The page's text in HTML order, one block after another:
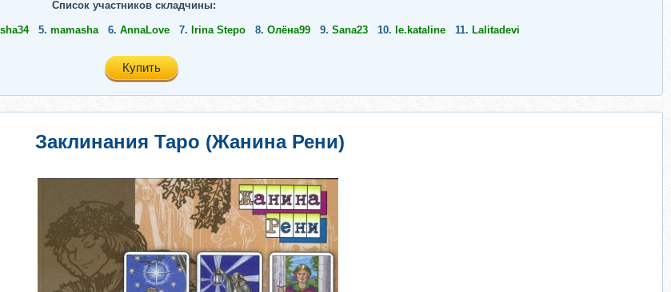
Список участников складчины:
5. mamasha 6. AnnaLove 7. Irina Stepo 8. Олёна99 9. Sana23 10. le.kataline 11. Lalitadevi
Купить
Заклинания Таро (Жанина Рени)